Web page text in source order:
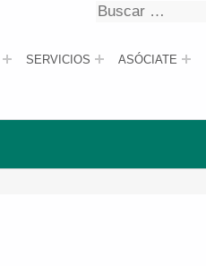
SERVICIOS ASÓCIATE
Buscar